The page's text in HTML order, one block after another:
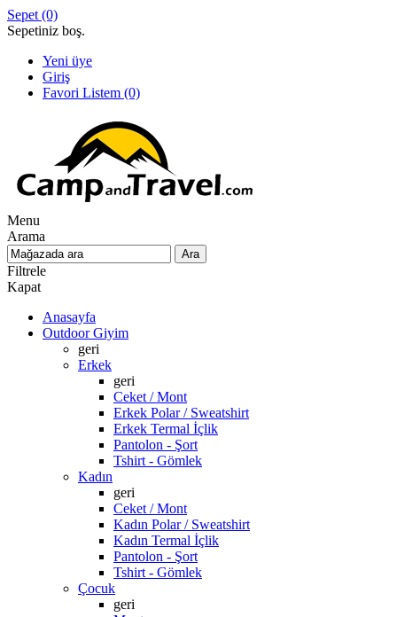
Sepet (0)
Sepetiniz boş.
Yeni üye
Giriş
Favori Listem (0)
Menu
Arama
Filtrele
Kapat
Anasayfa
Outdoor Giyim
geri
Erkek
geri
Ceket / Mont
Erkek Polar / Sweatshirt
Erkek Termal İçlik
Pantolon - Şort
Tshirt - Gömlek
Kadın
geri
Ceket / Mont
Kadın Polar / Sweatshirt
Kadın Termal İçlik
Pantolon - Şort
Tshirt - Gömlek
Çocuk
geri